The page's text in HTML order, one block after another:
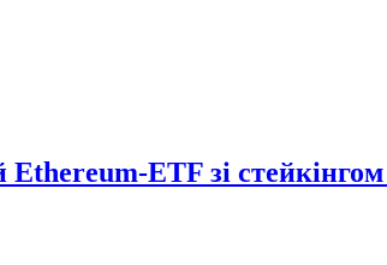
ETF зі стейкінгом